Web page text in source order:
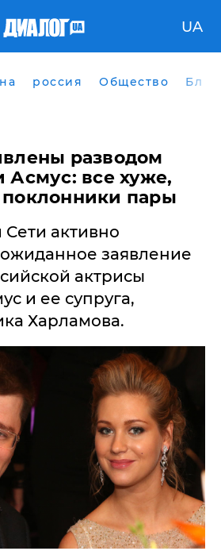
UA
россия Общество
разводом
Асмус: все хуже,
пары
Сети активно
заявление
актрисы
и ее супруга,
Харламова.